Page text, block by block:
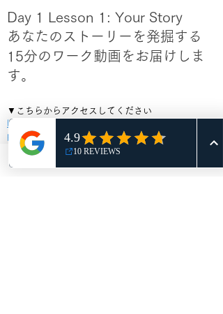
Day 1 Lesson 1: Your Story
あなたのストーリーを発掘する
15分のワーク動画をお届けしま
す。
▼こちらからアクセスしてください
https://www.mimi-yoga.com/challenge-
page/magic-sales
無料でオンラインプログラムに参加す